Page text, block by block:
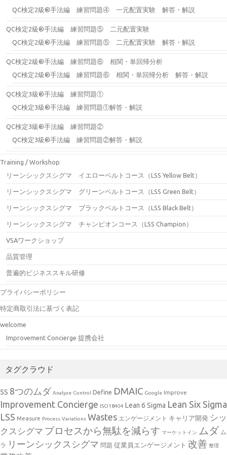
QC検定2級®手法編 練習問題④ 一元配置実験 解答・解説
QC検定2級®手法編 練習問題⑤ 二元配置実験
QC検定2級®手法編 練習問題⑤ 二元配置実験 解答・解説
QC検定2級®手法編 練習問題⑥ 相関・単回帰分析
QC検定2級®手法編 練習問題⑥ 相関・単回帰分析 解答・解説
QC検定3級®手法編 練習問題①
QC検定3級®手法編 練習問題①解答・解説
QC検定3級®手法編 練習問題②
QC検定3級®手法編 練習問題②解答・解説
Training / Workshop
リーンシックスシグマ イエローベルトコース（LSS Yellow Belt）
リーンシックスシグマ グリーンベルトコース（LSS Green Belt）
リーンシックスシグマ ブラックベルトコース（LSS Black Belt）
リーンシックスシグマ チャンピオンコース（LSS Champion）
VSAワークショップ
品質管理
普遍的ビジネススキル研修
プライバシーポリシー
特定商取引法に基づく表記
welcome
Improvement Concierge 提携会社
タグクラウド
5S 8つのムダ Analyze Control Define DMAIC Google Improve
Improvement Concierge ISO18404 Lean 6 Sigma Lean Six Sigma
LSS Measure Process Variations Wastes エンゲージメント キャリア開発 シッ
クスシグマ プロセスから無駄を減らす マーケットイン ムダ ム
ラ
リーンシックスシグマ 問題 従業員エンゲージメント 改善 整理